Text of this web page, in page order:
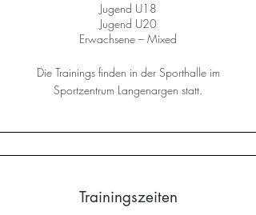
Jugend U18
Jugend U20
Erwachsene – Mixed
Die Trainings finden in der Sporthalle im
Sportzentrum Langenargen statt.
Trainingszeiten